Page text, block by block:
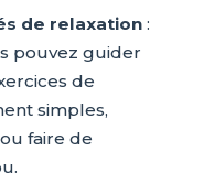
de relaxation:
pouvez guider
de
simples,
faire de